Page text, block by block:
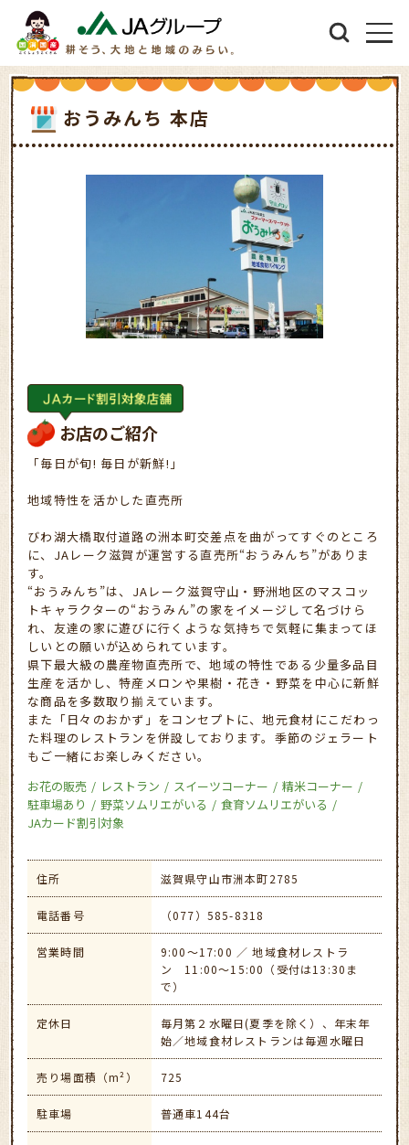
おうみんち 本店
お店のご紹介
「毎日が旬! 毎日が新鮮!」
地域特性を活かした直売所
びわ湖大橋取付道路の洲本町交差点を曲がってすぐのところ
に、JAレーク滋賀が運営する直売所“おうみんち”がありま
す。
“おうみんち”は、JAレーク滋賀守山・野洲地区のマスコッ
トキャラクターの“おうみん”の家をイメージして名づけら
れ、友達の家に遊びに行くような気持ちで気軽に集まってほ
しいとの願いが込められています。
県下最大級の農産物直売所で、地域の特性である少量多品目
生産を活かし、特産メロンや果樹・花き・野菜を中心に新鮮
な商品を多数取り揃えています。
また「日々のおかず」をコンセプトに、地元食材にこだわっ
た料理のレストランを併設しております。季節のジェラート
もご一緒にお楽しみください。
お花の販売
レストラン スイーツコーナー
精米コーナー
駐車場あり
野菜ソムリエがいる
食育ソムリエがいる
JAカード割引対象
住所 滋賀県守山市洲本町2785
電話番号 （077）585-8318
営業時間
9:00～17:00 ／ 地域食材レストラ
ン 11:00～15:00（受付は13:30ま
で）
定休日
毎月第２水曜日(夏季を除く）、年末年
始／地域食材レストランは毎週水曜日
売り場面積（m²） 725
駐車場 普通車144台